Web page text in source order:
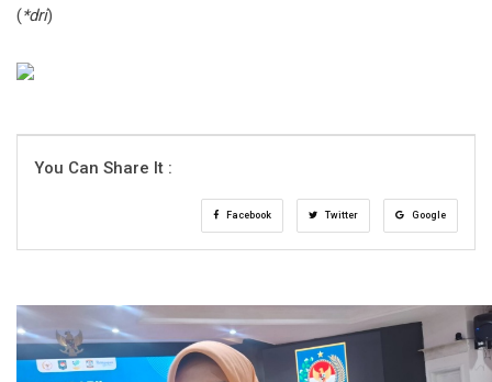
(*dri)
You Can Share It :
Facebook Twitter Google